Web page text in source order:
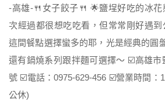
-高雄-🍴女子餃子🍴 🌟鹽埕好吃的冰
次經過都很想吃吃看，但常常剛好遇
這間餐點選擇蠻多的耶，光是經典的圓
還有鍋燒系列跟拌麵可選擇～ ☑️高雄市
號 ☑️電話：0975-629-456 ☑️營業時間：
公休)